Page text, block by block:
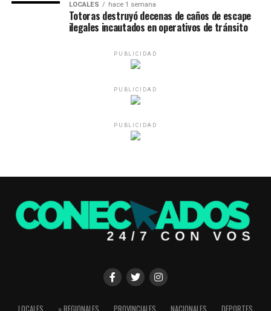
LOCALES hace 1 semana
Totoras destruyó decenas de caños de escape
ilegales incautados en operativos de tránsito
PUBLICIDAD
PUBLICIDAD
PUBLICIDAD